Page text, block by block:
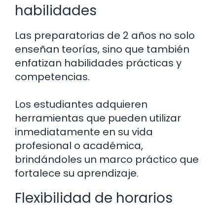
habilidades
Las preparatorias de 2 años no solo
enseñan teorías, sino que también
enfatizan habilidades prácticas y
competencias.
Los estudiantes adquieren
herramientas que pueden utilizar
inmediatamente en su vida
profesional o académica,
brindándoles un marco práctico que
fortalece su aprendizaje.
Flexibilidad de horarios